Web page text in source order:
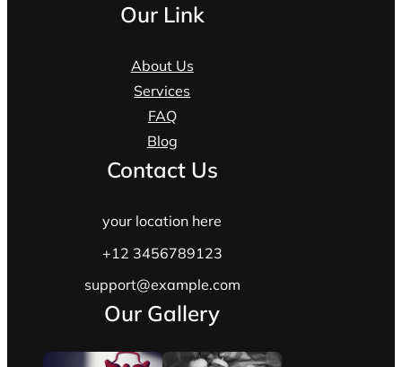
Our Link
About Us
Services
FAQ
Blog
Contact Us
your location here
+12 3456789123
support@example.com
Our Gallery